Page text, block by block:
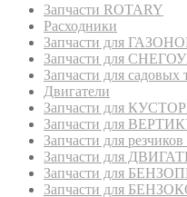
Запчасти ROTARY
Расходники
Запчасти для
Запчасти для
Запчасти для садовых
Двигатели
Запчасти для
Запчасти для
Запчасти для
Запчасти для
Запчасти для
Запчасти для